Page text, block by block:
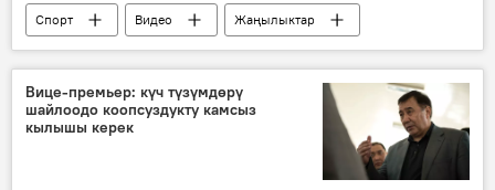
Спорт Видео
Жаңылыктар
Замирбек Сыргыбаев
Жефф Монсон
Монсон менен Сыргабаевдин Бишкектеги беттеши
Вице-премьер: күч түзүмдөрү
шайлоодо коопсуздукту камсыз
кылышы керек